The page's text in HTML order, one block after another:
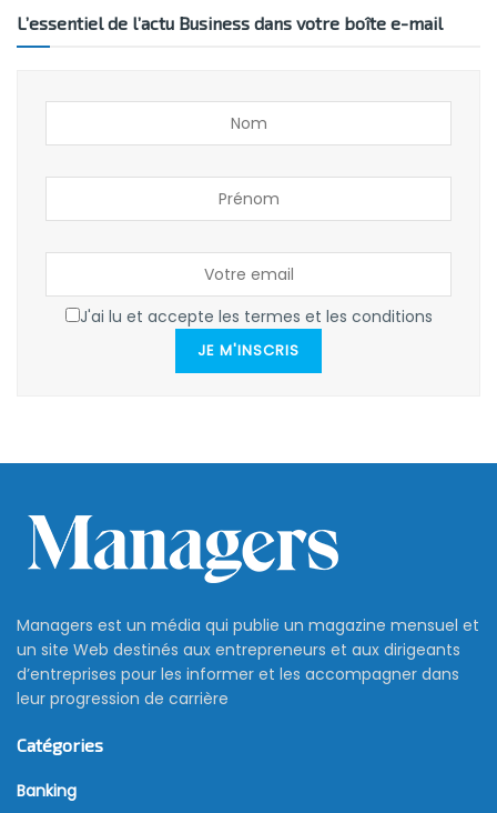
L’essentiel de l’actu Business dans votre boîte e-mail
J'ai lu et accepte les termes et les conditions
JE M'INSCRIS
Managers est un média qui publie un magazine mensuel et
un site Web destinés aux entrepreneurs et aux dirigeants
d’entreprises pour les informer et les accompagner dans
leur progression de carrière
Catégories
Banking